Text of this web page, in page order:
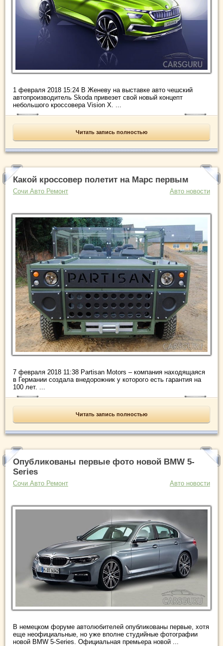
1 февраля 2018 15:24 В Женеву на выставке авто чешский
автопроизводитель Skoda привезет свой новый концепт
небольшого кроссовера Vision X. ...
Читать запись полностью
Какой кроссовер полетит на Марс первым
Сочи Авто Ремонт Авто новости
7 февраля 2018 11:38 Partisan Motors – компания находящаяся
в Германии создала внедорожник у которого есть гарантия на
100 лет. ...
Читать запись полностью
Опубликованы первые фото новой BMW 5-
Series
Сочи Авто Ремонт Авто новости
В немецком форуме автолюбителей опубликованы первые, хотя
еще неофициальные, но уже вполне студийные фотографии
новой BMW 5-Series. Официальная премьера новой ...